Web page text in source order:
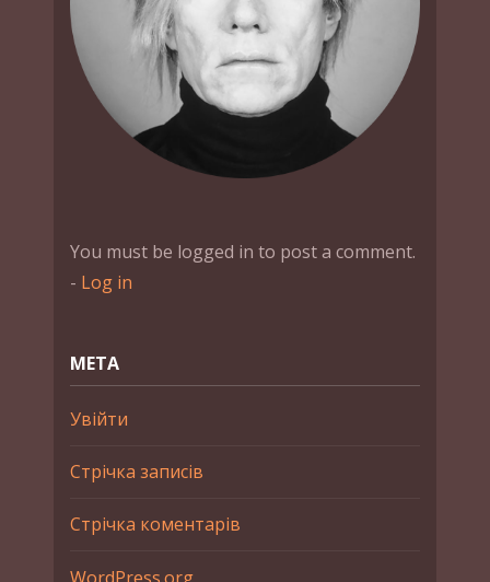
You must be logged in to post a comment.
- Log in
МЕТА
Увійти
Стрічка записів
Стрічка коментарів
WordPress.org